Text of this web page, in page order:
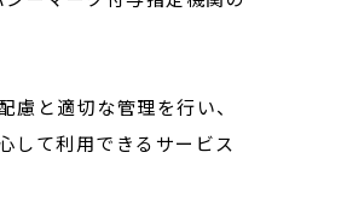
と適切な管理を行い、
して利用できるサービス